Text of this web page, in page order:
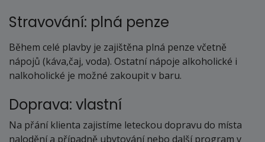
Stravování: plná penze
Během celé plavby je zajištěna plná penze včetně
nápojů (káva,čaj, voda). Ostatní nápoje alkoholické i
nalkoholické je možné zakoupit v baru.
Doprava: vlastní
Na přání klienta zajistíme leteckou dopravu do místa
nalodění a případně ubytování nebo další program v